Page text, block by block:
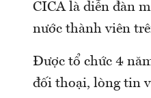
CICA là diễn đàn
nước thành viên
Được tổ chức 4
đối thoại, lòng tin